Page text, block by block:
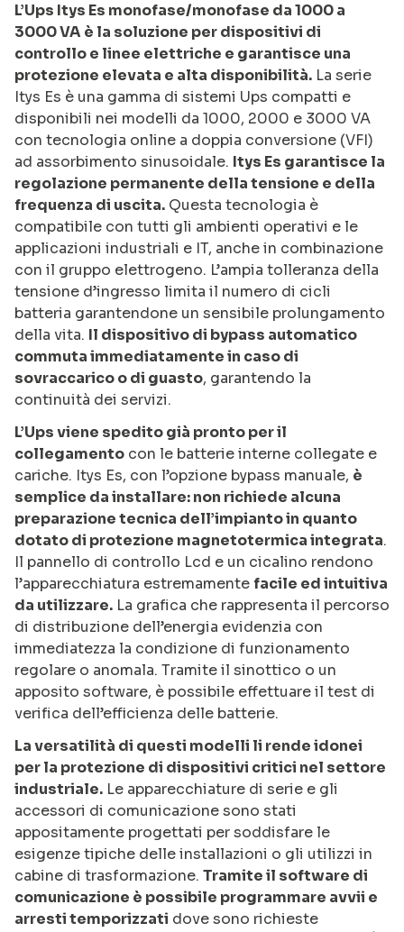
L’Ups Itys Es monofase/monofase da 1000 a
3000 VA è la soluzione per dispositivi di
controllo e linee elettriche e garantisce una
protezione elevata e alta disponibilità. La serie
Itys Es è una gamma di sistemi Ups compatti e
disponibili nei modelli da 1000, 2000 e 3000 VA
con tecnologia online a doppia conversione (VFI)
ad assorbimento sinusoidale. Itys Es garantisce la
regolazione permanente della tensione e della
frequenza di uscita. Questa tecnologia è
compatibile con tutti gli ambienti operativi e le
applicazioni industriali e IT, anche in combinazione
con il gruppo elettrogeno. L’ampia tolleranza della
tensione d’ingresso limita il numero di cicli
batteria garantendone un sensibile prolungamento
della vita. Il dispositivo di bypass automatico
commuta immediatamente in caso di
sovraccarico o di guasto, garantendo la
continuità dei servizi.
L’Ups viene spedito già pronto per il
collegamento con le batterie interne collegate e
cariche. Itys Es, con l’opzione bypass manuale, è
semplice da installare: non richiede alcuna
preparazione tecnica dell’impianto in quanto
dotato di protezione magnetotermica integrata.
Il pannello di controllo Lcd e un cicalino rendono
l’apparecchiatura estremamente facile ed intuitiva
da utilizzare. La grafica che rappresenta il percorso
di distribuzione dell’energia evidenzia con
immediatezza la condizione di funzionamento
regolare o anomala. Tramite il sinottico o un
apposito software, è possibile effettuare il test di
verifica dell’efficienza delle batterie.
La versatilità di questi modelli li rende idonei
per la protezione di dispositivi critici nel settore
industriale. Le apparecchiature di serie e gli
accessori di comunicazione sono stati
appositamente progettati per soddisfare le
esigenze tipiche delle installazioni o gli utilizzi in
cabine di trasformazione. Tramite il software di
comunicazione è possibile programmare avvii e
arresti temporizzati dove sono richieste